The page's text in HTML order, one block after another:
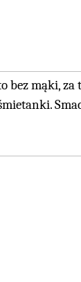
bez mąki, za